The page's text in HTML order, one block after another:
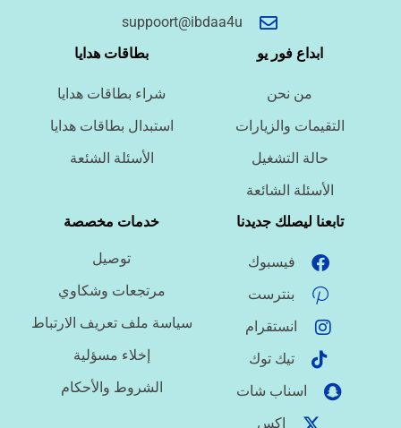
suppoort@ibdaa4u
ابداع فور يو
من نحن
التقيمات والزيارات
حالة التشغيل
الأسئلة الشائعة
بطاقات هدايا
شراء بطاقات هدايا
استبدال بطاقات هدايا
الأسئلة الشئعة
تابعنا ليصلك جديدنا
فيسبوك
بنترست
انستقرام
تيك توك
اسناب شات
اكس
خدمات مخصصة
توصيل
مرتجعات وشكاوي
سياسة ملف تعريف الارتباط
إخلاء مسؤلية
الشروط والأحكام
ما نوع الملف؟
ما درجة الاستعجال؟
هل تحتاج تنسيقًا أو توثيق مراجع؟